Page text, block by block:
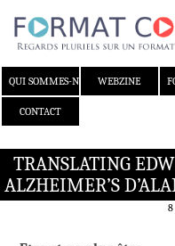
QUI SOMMES-NOUS ?WEBZINE
CONTACT
TRANSLATING
ALZHEIMER’S
8